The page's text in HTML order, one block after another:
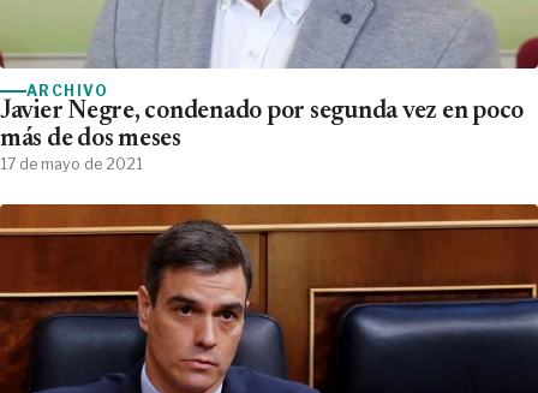
ARCHIVO
Javier Negre, condenado por segunda vez en poco
más de dos meses
17 de mayo de 2021